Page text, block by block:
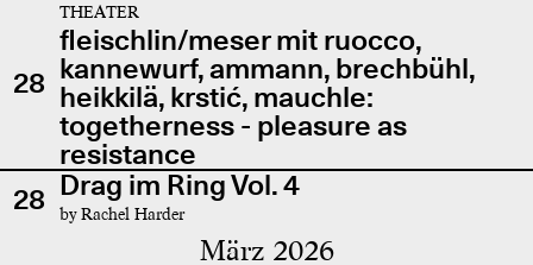
28
THEATER
fleischlin/meser mit ruocco,
kannewurf, ammann, brechbühl,
heikkilä, krstić, mauchle:
togetherness - pleasure as
resistance
28 Drag im Ring Vol. 4
by Rachel Harder
März 2026